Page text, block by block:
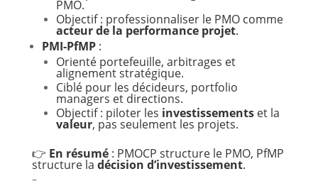
PMO.
Objectif : professionnaliser le PMO comme
acteur de la performance projet.
PMI-PfMP:
Orienté portefeuille, arbitrages et
alignement stratégique.
Ciblé pour les décideurs, portfolio
managers et directions.
Objectif : piloter les investissementset la
valeur, pas seulement les projets.
👉 En résumé: PMOCP structure le PMO, PfMP
structure la décision d’investissement.
–